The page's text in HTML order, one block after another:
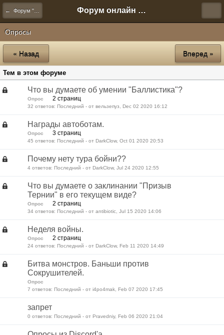
← Форум "Новой Эры" Форум онлайн игры "Новая Эра" (Нюра Биз)
Опросы
« Назад Вперед »
Тем в этом форуме
Что вы думаете об умении "Баллистика"?
Опрос 2 страниц
32 ответов: Последний - от вельзепуз, Dec 02 2020 16:12
Награды автоботам.
Опрос 3 страниц
45 ответов: Последний - от DarkClow, Oct 01 2020 20:53
Почему нету тура бойни??
4 ответов: Последний - от DarkClow, Jul 24 2020 12:55
Что вы думаете о заклинании "Призыв
Тернии" в его текущем виде?
Опрос 2 страниц
34 ответов: Последний - от antibiotic, Jul 15 2020 14:06
Неделя войны.
Опрос 2 страниц
24 ответов: Последний - от DarkClow, Feb 11 2020 14:49
Битва монстров. Баньши против
Сокрушителей.
Опрос
7 ответов: Последний - от i4po4mak, Feb 07 2020 17:45
запрет
0 ответов: Последний - от Pravedniy, Feb 06 2020 21:04